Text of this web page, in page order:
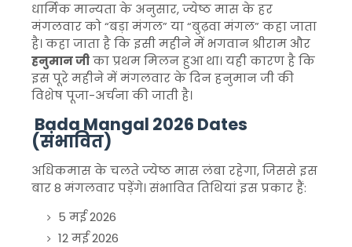
धार्मिक मान्यता के अनुसार, ज्येष्ठ मास के हर
मंगलवार को “बड़ा मंगल” या “बुढ़वा मंगल” कहा जाता
है। कहा जाता है कि इसी महीने में भगवान श्रीराम और
हनुमान जीका प्रथम मिलन हुआ था। यही कारण है कि
इस पूरे महीने में मंगलवार के दिन हनुमान जी की
विशेष पूजा-अर्चना की जाती है।
Bada Mangal 2026 Dates
(संभावित)
अधिकमास के चलते ज्येष्ठ मास लंबा रहेगा, जिससे इस
बार 8 मंगलवार पड़ेंगे। संभावित तिथियां इस प्रकार हैं:
5 मई 2026
12 मई 2026